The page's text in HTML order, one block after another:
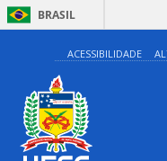
BRASIL
ACESSIBILIDADE